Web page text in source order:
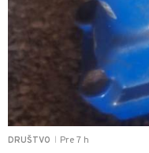
DRUŠTVO Pre 7 h